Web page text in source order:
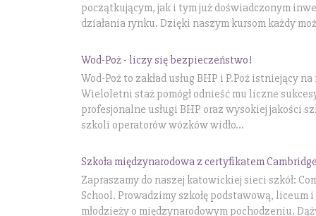
początkującym, jak i tym już doświadczonym
działania rynku. Dzięki naszym kursom każdy
Wod-Poż - liczy się bezpieczeństwo!
Wod-Poż to zakład usług BHP i P.Poż istniejący
Wieloletni staż pomógł odnieść mu liczne
profesjonalne usługi BHP oraz wysokiej jakości
szkoli operatorów wózków widło...
Szkoła międzynarodowa z certyfikatem
Zapraszamy do naszej katowickiej sieci szkół:
School. Prowadzimy szkołę podstawową,
młodzieży o międzynarodowym pochodzeniu.